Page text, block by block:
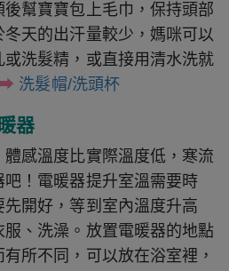
後幫寶寶包上毛巾，保持頭部
天的出汗量較少，媽咪可以
洗髮精，或直接用清水洗就
➡ 洗髮帽/洗頭杯
器
感溫度比實際溫度低，寒流
！電暖器提升室溫需要時
開好，等到室內溫度升高
服、洗澡。放置電暖器的地點
所不同，可以放在浴室裡，